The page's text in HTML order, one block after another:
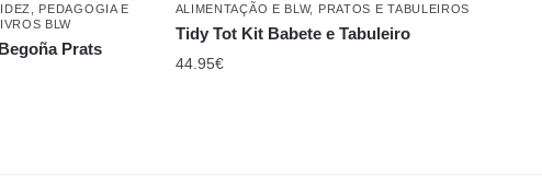
PEDAGOGIA E
BLW
Prats
ALIMENTAÇÃO E BLW, PRATOS E TABULEIROS
Tidy Tot Kit Babete e Tabuleiro
44.95€